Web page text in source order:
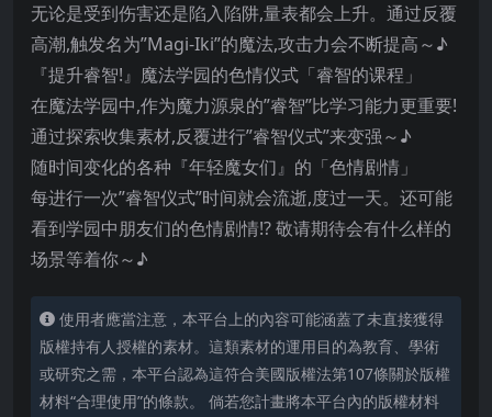
无论是受到伤害还是陷入陷阱,量表都会上升。通过反覆
高潮,触发名为”Magi-Iki”的魔法,攻击力会不断提高～♪
『提升睿智!』魔法学园的色情仪式「睿智的课程」
在魔法学园中,作为魔力源泉的”睿智”比学习能力更重要!
通过探索收集素材,反覆进行”睿智仪式”来变强～♪
随时间变化的各种『年轻魔女们』的「色情剧情」
每进行一次”睿智仪式”时间就会流逝,度过一天。还可能
看到学园中朋友们的色情剧情!? 敬请期待会有什么样的
场景等着你～♪
使用者應當注意，本平台上的內容可能涵蓋了未直接獲得
版權持有人授權的素材。這類素材的運用目的為教育、學術
或研究之需，本平台認為這符合美國版權法第107條關於版權
材料“合理使用”的條款。 倘若您計畫將本平台內的版權材料